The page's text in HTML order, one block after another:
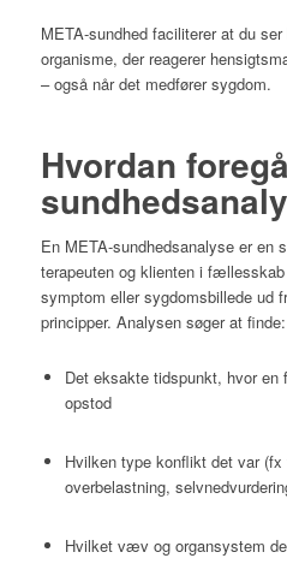
META-sundhed faciliterer at du
organisme, der reagerer
– også når det medfører sygdom.
Hvordan
En META-sundhedsanalyse er en
terapeuten og klienten i
symptom eller sygdomsbillede ud
principper. Analysen søger at finde:
Det eksakte tidspunkt, hvor
opstod
Hvilken type konflikt det var
overbelastning,
Hvilket væv og organsystem